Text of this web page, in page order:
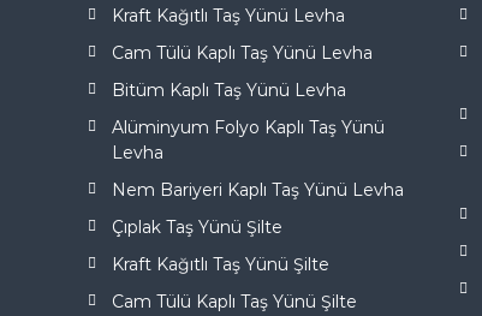
Kraft Kağıtlı Taş Yünü Levha
Cam Tülü Kaplı Taş Yünü Levha
Bitüm Kaplı Taş Yünü Levha
Alüminyum Folyo Kaplı Taş Yünü
Levha
Nem Bariyeri Kaplı Taş Yünü Levha
Çıplak Taş Yünü Şilte
Kraft Kağıtlı Taş Yünü Şilte
Cam Tülü Kaplı Taş Yünü Şilte